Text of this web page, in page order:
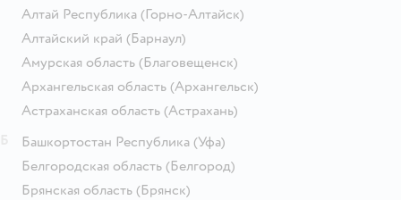
Алтай Республика (Горно-Алтайск)
Алтайский край (Барнаул)
Амурская область (Благовещенск)
Архангельская область (Архангельск)
Астраханская область (Астрахань)
Башкортостан Республика (Уфа)
Белгородская область (Белгород)
Брянская область (Брянск)